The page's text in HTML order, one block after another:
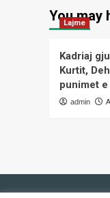
You may
Lajme
Kadriaj
Kurtit,
punimet
admin